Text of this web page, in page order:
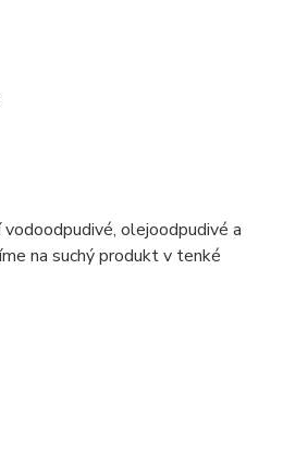
olejoodpudivé a
na suchý produkt v tenké